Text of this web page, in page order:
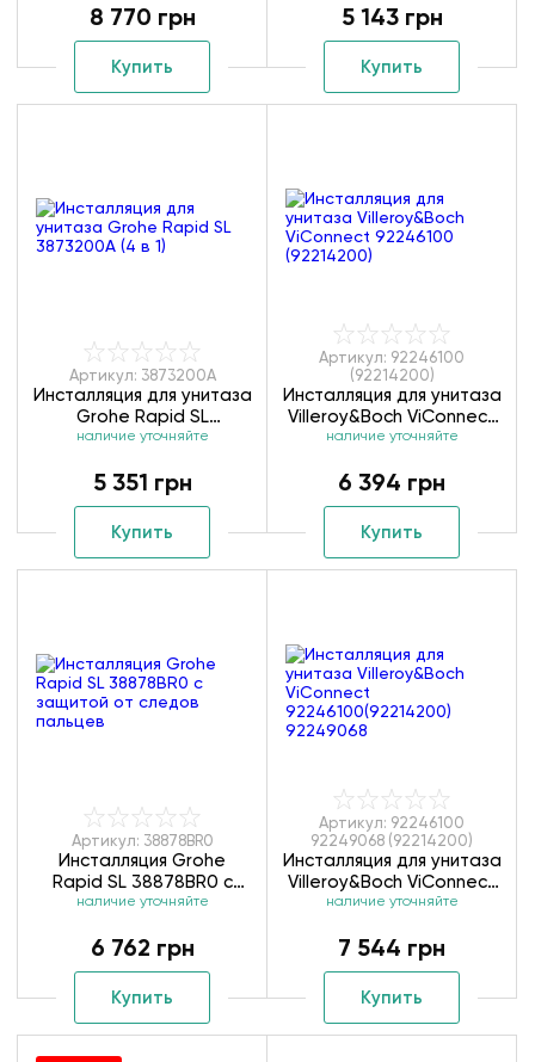
8 770 грн
Купить
5 143 грн
Купить
Артикул: 3873200A
Инсталляция для унитаза
Grohe Rapid SL
3873200А (4 в 1)
наличие уточняйте
5 351 грн
Купить
Артикул: 92246100
(92214200)
Инсталляция для унитаза
Villeroy&Boch ViConnect
92246100 (92214200)
наличие уточняйте
6 394 грн
Купить
Артикул: 38878BR0
Инсталляция Grohe
Rapid SL 38878BR0 с
защитой от следов
наличие уточняйте
6 762 грн
Купить
Артикул: 92246100
92249068 (92214200)
Инсталляция для унитаза
Villeroy&Boch ViConnect
92246100(92214200)
наличие уточняйте
7 544 грн
Купить